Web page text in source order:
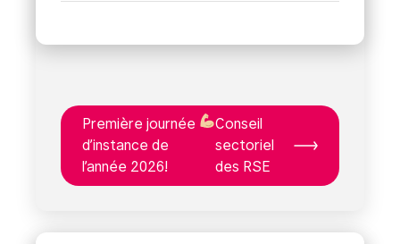
Première journée
d’instance de
l’année 2026!
Conseil
sectoriel
des RSE